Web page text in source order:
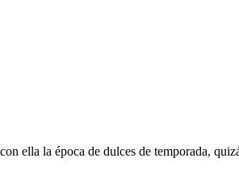
ella la época de dulces de temporada,